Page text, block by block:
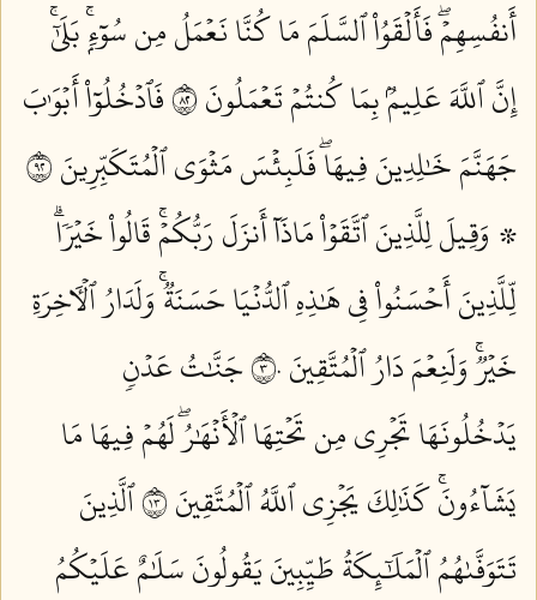
أَنفُسِهِمۡۖ فَأَلۡقَوُاْ ٱلسَّلَمَ مَا كُنَّا نَعۡمَلُ مِن سُوٓءِۭۚ بَلَىٰٓۚ
إِنَّ ٱللَّهَ عَلِيمُۢ بِمَا كُنتُمۡ تَعۡمَلُونَ ٢٨
فَٱدۡخُلُوٓاْ أَبۡوَٰبَ
جَهَنَّمَ خَٰلِدِينَ فِيهَاۖ فَلَبِئۡسَ مَثۡوَى ٱلۡمُتَكَبِّرِينَ ٢٩
۞ وَقِيلَ لِلَّذِينَ ٱتَّقَوۡاْ مَاذَآ أَنزَلَ رَبُّكُمۡۚ قَالُواْ خَيۡرٗاۗ
لِّلَّذِينَ أَحۡسَنُواْ فِي هَٰذِهِ ٱلدُّنۡيَا حَسَنَةٞۚ وَلَدَارُ ٱلۡأٓخِرَةِ
خَيۡرٞۚ وَلَنِعۡمَ دَارُ ٱلۡمُتَّقِينَ ٣٠
جَنَّٰتُ عَدۡنٖ
يَدۡخُلُونَهَا تَجۡرِي مِن تَحۡتِهَا ٱلۡأَنۡهَٰرُۖ لَهُمۡ فِيهَا مَا
يَشَآءُونَۚ كَذَٰلِكَ يَجۡزِي ٱللَّهُ ٱلۡمُتَّقِينَ ٣١
ٱلَّذِينَ
تَتَوَفَّىٰهُمُ ٱلۡمَلَٰٓئِكَةُ طَيِّبِينَ يَقُولُونَ سَلَٰمٌ عَلَيۡكُمُ